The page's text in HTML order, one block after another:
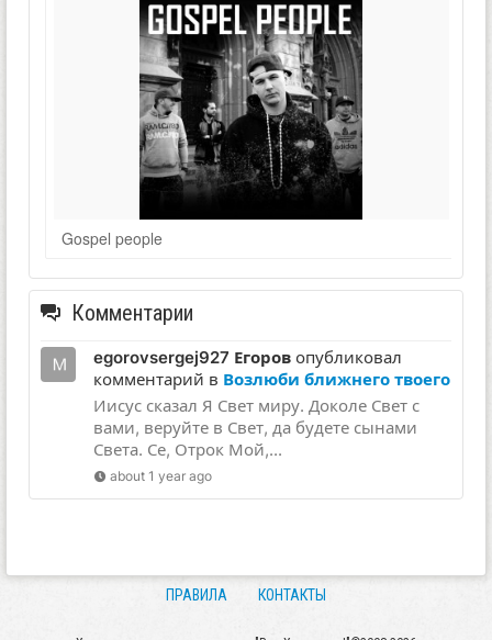
Gospel people
Комментарии
egorovsergej927 Егоров опубликовал
комментарий в Возлюби ближнего твоего
Иисус сказал Я Свет миру. Доколе Свет с
вами, веруйте в Свет, да будете сынами
Света. Се, Отрок Мой,...
about 1 year ago
ПРАВИЛА КОНТАКТЫ